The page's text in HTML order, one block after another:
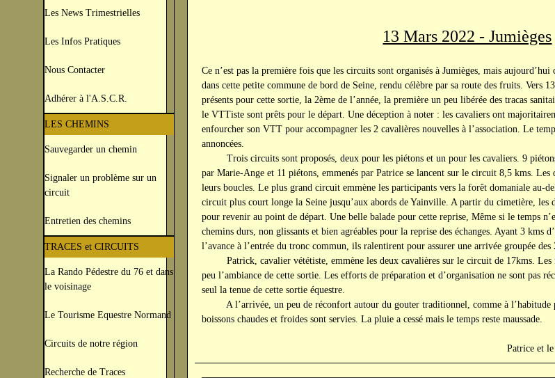
Les News Trimestrielles
Les Infos Pratiques
Nous Contacter
Adhérer à l'A.S.C.R.
LES CHEMINS
Sauvegarder un chemin
Signaler un problème sur un
circuit
Entretien des chemins
TRACES et CIRCUITS
La Rando Pédestre du 76 et dans
le voisinage
Le Tourisme Equestre Normand
Circuits de notre région
Recherche de Traces
13 Mars 2022 - Jumièges
Ce n’est pas la première fois que les circuits sont organisés à Jumièges, mais
dans cette petite commune de bord de Seine, rendu célèbre par sa route des fruits. Vers
présents pour cette sortie, la 2ème de l’année, la première un peu libérée des tracas
le VTTiste sont prêts pour le départ. Une déception à noter : les cavaliers ont
enfourcher son VTT pour accompagner les 2 cavalières nouvelles à l’association. Le
annoncées.
Trois circuits sont proposés, deux pour les piétons et un pour les cavaliers. 9
par Marie-Ange et 11 piétons, emmenés par Patrice se lancent sur le circuit 8,5 kms.
leurs boucles. Le plus grand circuit emmène les participants vers la forêt domaniale au-
circuit plus court longe la Seine jusqu’aux abords de Yainville. A partir du cimetière, les
pour revenir au point de départ. Une belle balade pour cette reprise, Même si le temps
chemins durs, non glissants et bien agréables pour la reprise des échanges. Ayant 3 kms
l’avance à l’entrée du tronc commun, ils ralentirent pour assurer une arrivée groupée des
Patrick, cavalier vététiste, emmène les deux cavalières sur le circuit de 17kms. Les
peu l’ambiance de cette sortie. Les efforts de préparation et d’organisation ne sont pas
seul la tenue de cette sortie équestre.
A l’arrivée, un peu de réconfort autour du gouter traditionnel, comme à l’habitude
boissons chaudes et froides sont servies. La pluie a cessé mais le temps reste maussade.